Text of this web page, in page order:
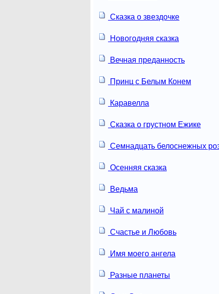
Сказка о звездочке
Новогодняя сказка
Вечная преданность
Принц с Белым Конем
Каравелла
Сказка о грустном Ежике
Семнадцать белоснежных
Осенняя сказка
Ведьма
Чай с малиной
Счастье и Любовь
Имя моего ангела
Разные планеты